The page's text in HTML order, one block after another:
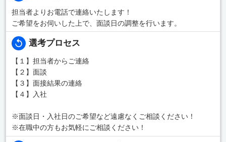
担当者よりお電話で連絡いたします！
ご希望をお伺いした上で、面談日の調整を行います。
選考プロセス
【１】担当者からご連絡
【２】面談
【３】面接結果の連絡
【４】入社
※面談日・入社日のご希望など遠慮なくご相談ください！
※在職中の方もお気軽にご相談ください！